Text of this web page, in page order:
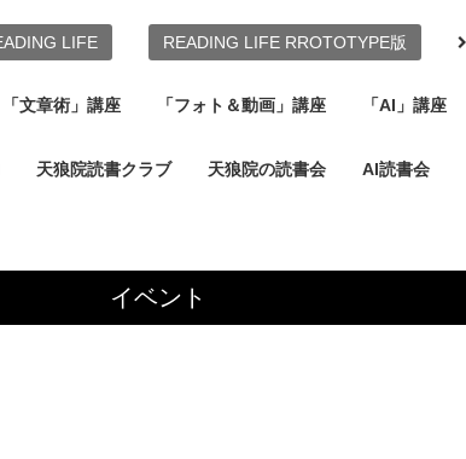
「文章術」講座 「フォト＆動画」講座 「AI」講座
天狼院読書クラブ 天狼院の読書会 AI読書会
LIFE READING LIFE RROTOTYPE版
イベント